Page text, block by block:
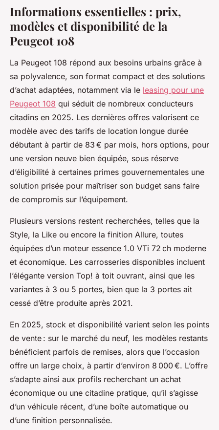
Informations essentielles : prix,
modèles et disponibilité de la
Peugeot 108
La Peugeot 108 répond aux besoins urbains grâce à
sa polyvalence, son format compact et des solutions
d’achat adaptées, notamment via le leasing pour une
Peugeot 108 qui séduit de nombreux conducteurs
citadins en 2025. Les dernières offres valorisent ce
modèle avec des tarifs de location longue durée
débutant à partir de 83 € par mois, hors options, pour
une version neuve bien équipée, sous réserve
d’éligibilité à certaines primes gouvernementales une
solution prisée pour maîtriser son budget sans faire
de compromis sur l’équipement.
Plusieurs versions restent recherchées, telles que la
Style, la Like ou encore la finition Allure, toutes
équipées d’un moteur essence 1.0 VTi 72 ch moderne
et économique. Les carrosseries disponibles incluent
l’élégante version Top! à toit ouvrant, ainsi que les
variantes à 3 ou 5 portes, bien que la 3 portes ait
cessé d’être produite après 2021.
En 2025, stock et disponibilité varient selon les points
de vente : sur le marché du neuf, les modèles restants
bénéficient parfois de remises, alors que l’occasion
offre un large choix, à partir d’environ 8 000 €. L’offre
s’adapte ainsi aux profils recherchant un achat
économique ou une citadine pratique, qu’il s’agisse
d’un véhicule récent, d’une boîte automatique ou
d’une finition personnalisée.